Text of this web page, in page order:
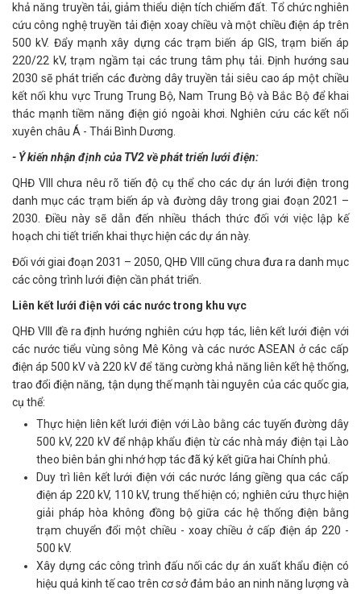
khả năng truyền tải, giảm thiểu diện tích chiếm đất. Tổ chức nghiên
cứu công nghệ truyền tải điện xoay chiều và một chiều điện áp trên
500 kV. Đẩy mạnh xây dựng các trạm biến áp GIS, trạm biến áp
220/22 kV, trạm ngầm tại các trung tâm phụ tải. Định hướng sau
2030 sẽ phát triển các đường dây truyền tải siêu cao áp một chiều
kết nối khu vực Trung Trung Bộ, Nam Trung Bộ và Bắc Bộ để khai
thác mạnh tiềm năng điện gió ngoài khơi. Nghiên cứu các kết nối
xuyên châu Á - Thái Bình Dương.
- Ý kiến nhận định của TV2 về phát triển lưới điện:
QHĐ VIII chưa nêu rõ tiến độ cụ thể cho các dự án lưới điện trong
danh mục các trạm biến áp và đường dây trong giai đoạn 2021 –
2030. Điều này sẽ dẫn đến nhiều thách thức đối với việc lập kế
hoạch chi tiết triển khai thực hiện các dự án này.
Đối với giai đoạn 2031 – 2050, QHĐ VIII cũng chưa đưa ra danh mục
các công trình lưới điện cần phát triển.
Liên kết lưới điện với các nước trong khu vực
QHĐ VIII đề ra định hướng nghiên cứu hợp tác, liên kết lưới điện với
các nước tiểu vùng sông Mê Kông và các nước ASEAN ở các cấp
điện áp 500 kV và 220 kV để tăng cường khả năng liên kết hệ thống,
trao đổi điện năng, tận dụng thế mạnh tài nguyên của các quốc gia,
cụ thể:
Thực hiện liên kết lưới điện với Lào bằng các tuyến đường dây
500 kV, 220 kV để nhập khẩu điện từ các nhà máy điện tại Lào
theo biên bản ghi nhớ hợp tác đã ký kết giữa hai Chính phủ.
Duy trì liên kết lưới điện với các nước láng giềng qua các cấp
điện áp 220 kV, 110 kV, trung thế hiện có; nghiên cứu thực hiện
giải pháp hòa không đồng bộ giữa các hệ thống điện bằng
trạm chuyển đổi một chiều - xoay chiều ở cấp điện áp 220 -
500 kV.
Xây dựng các công trình đấu nối các dự án xuất khẩu điện có
hiệu quả kinh tế cao trên cơ sở đảm bảo an ninh năng lượng và